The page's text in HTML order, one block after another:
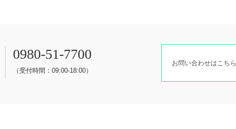
0980-51-7700
（受付時間：09:00-18:00）
お問い合わせはこちら